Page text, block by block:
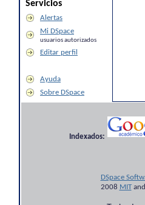
Servicios
Alertas
Mi DSpace
usuarios autorizados
Editar perfil
Ayuda
Sobre DSpace
Indexados:
DSpace
2008 MITand